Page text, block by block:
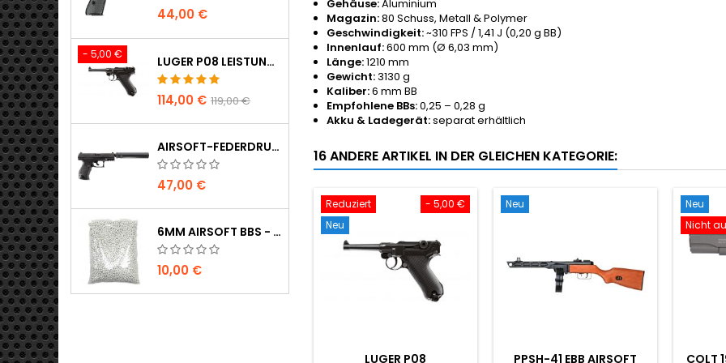
44,00 €
- 5,00 € LUGER P08 LEISTUNGSSTARKE VOLLMETALL CO2 AIRSOFT PISTOLE - UMAREX LEGENDS
114,00 € 119,00 €
AIRSOFT-FEDERDRUCKPISTOLE WALTHER PPQ NAVY MIT SCHALLDÄMPFER
47,00 €
6MM AIRSOFT BBS - 2000 STÜCK, 0,20G, HOHE QUALITÄT
10,00 €
Gehäuse:Aluminium
Magazin:80 Schuss, Metall & Polymer
Geschwindigkeit:~310 FPS / 1,41 J (0,20 g BB)
Innenlauf:600 mm (Ø 6,03 mm)
Länge:1210 mm
Gewicht:3130 g
Kaliber:6 mm BB
Empfohlene BBs:0,25 – 0,28 g
Akku & Ladegerät:separat erhältlich
16 ANDERE ARTIKEL IN DER GLEICHEN KATEGORIE:
- 5,00 €
Reduziert
Neu
LUGER P08
Neu
PPSH-41 EBB AIRSOFT
Neu
Nicht
COLT